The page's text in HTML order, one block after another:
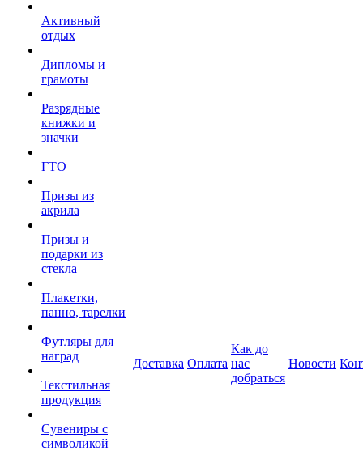
Активный
отдых
Дипломы и
грамоты
Разрядные
книжки и
значки
ГТО
Призы из
акрила
Призы и
подарки из
стекла
Плакетки,
панно, тарелки
Футляры для
наград
Текстильная
продукция
Сувениры с
символикой
Доставка Оплата
Как до
нас
добраться
Новости